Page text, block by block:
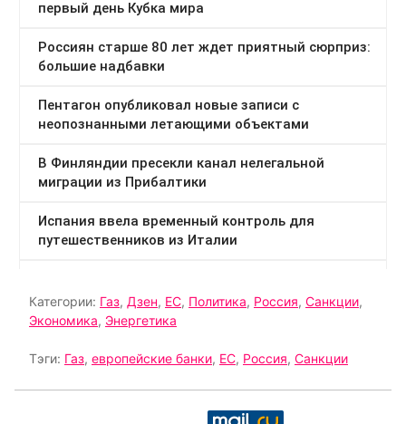
Категории: Газ, Дзен, ЕС, Политика, Россия, Санкции,
Экономика, Энергетика
Тэги: Газ, европейские банки, ЕС, Россия, Санкции